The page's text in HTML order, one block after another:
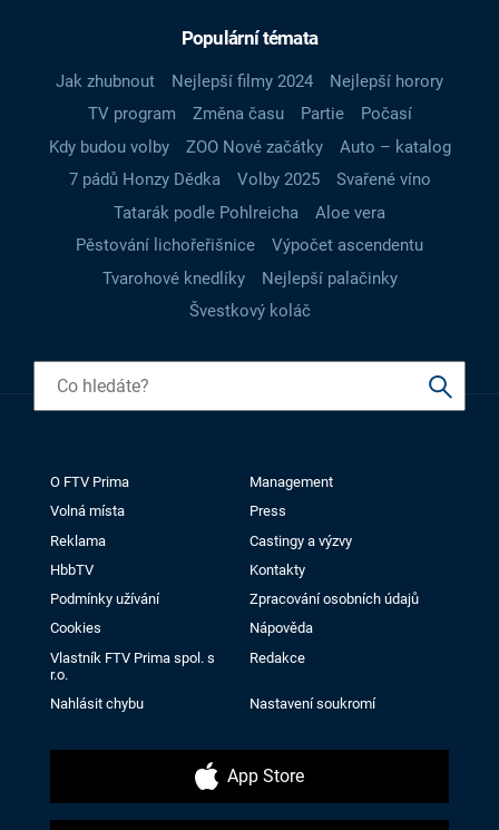
Populární témata
Jak zhubnout Nejlepší filmy 2024
Nejlepší horory
TV program
Změna času Partie
Počasí
Kdy budou volby
ZOO Nové začátky
Auto – katalog
7 pádů Honzy Dědka
Volby 2025
Svařené víno
Tatarák podle Pohlreicha
Aloe vera
Pěstování lichořeřišnice
Výpočet ascendentu
Tvarohové knedlíky
Nejlepší palačinky
Švestkový koláč
O FTV Prima
Management
Volná místa
Press
Reklama
Castingy a výzvy
HbbTV
Kontakty
Podmínky užívání
Zpracování osobních údajů
Cookies
Nápověda
Vlastník FTV Prima spol. s
r.o.
Redakce
Nahlásit chybu Nastavení soukromí
App Store